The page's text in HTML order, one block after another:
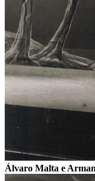
Álvaro Malta e